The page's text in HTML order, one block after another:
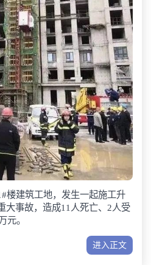
楼建筑工地，发生一起施工升
大事故，造成11人死亡、2人受
元。
进入正文